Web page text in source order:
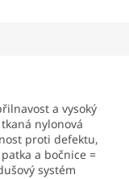
a vysoký
nylonová
proti defektu,
a bočnice =
systém